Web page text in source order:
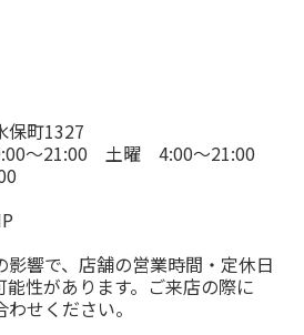
保町1327
～21:00 土曜 4:00～21:00
響で、店舗の営業時間・定休日
性があります。ご来店の際に
せください。